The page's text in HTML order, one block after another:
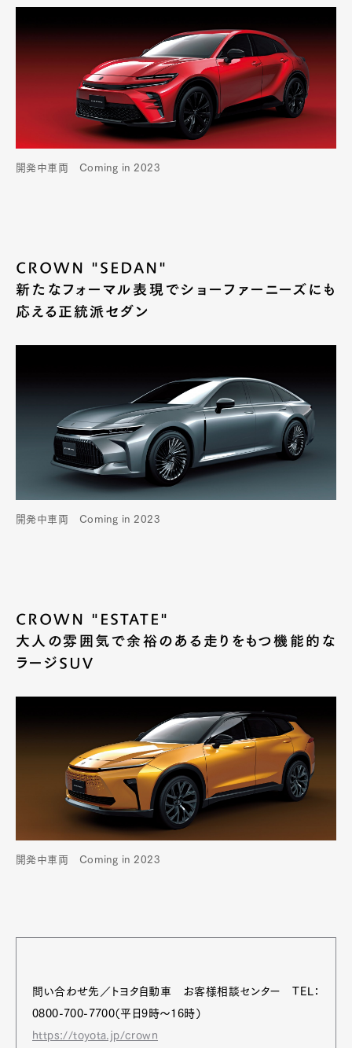
Pen Membership
Magazine
Official Columnist
About
Contact
開発中車両 Coming in 2023
CROWN "SEDAN"
新たなフォーマル表現でショーファーニーズにも
応える正統派セダン
開発中車両 Coming in 2023
CROWN "ESTATE"
大人の雰囲気で余裕のある走りをもつ機能的な
ラージSUV
開発中車両 Coming in 2023
問い合わせ先／トヨタ自動車 お客様相談センター TEL：
0800-700-7700（平日9時～16時）
https://toyota.jp/crown